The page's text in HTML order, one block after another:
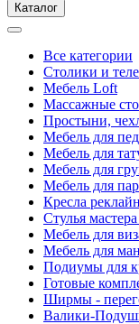
Каталог
Все категории
Столики и
Мебель Loft
Массажные
Простыни,
Мебель для
Мебель для
Мебель для
Мебель для
Кресла
Стулья
Мебель для
Мебель для
Подиумы для
Готовые
Ширмы -
Валики-